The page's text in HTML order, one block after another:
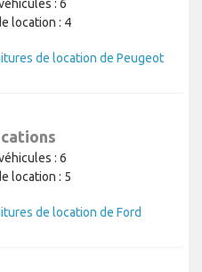
: 6
location : 4
de location de Peugeot
: 6
location : 5
de location de Ford